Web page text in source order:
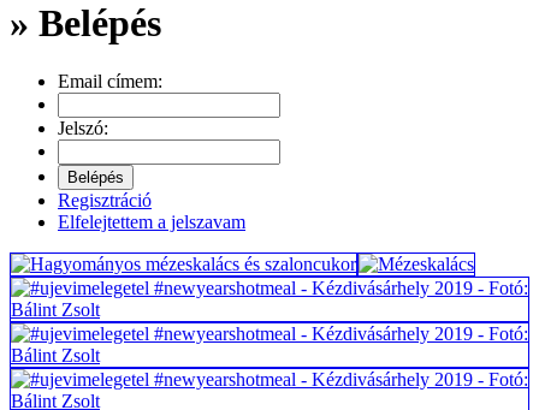
» Belépés
Email címem:
Jelszó:
Regisztráció
Elfelejtettem a jelszavam